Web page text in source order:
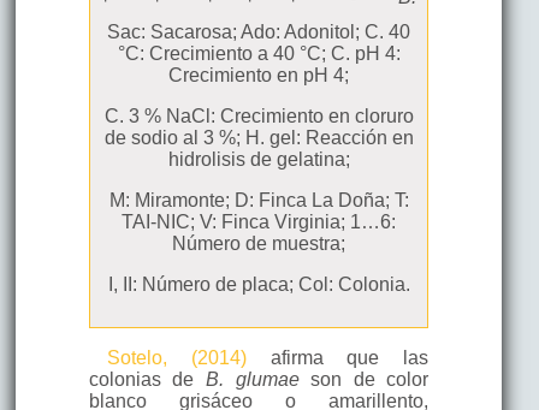
Sac: Sacarosa; Ado: Adonitol; C. 40
°C: Crecimiento a 40 °C; C. pH 4:
Crecimiento en pH 4;
C. 3 % NaCl: Crecimiento en cloruro
de sodio al 3 %; H. gel: Reacción en
hidrolisis de gelatina;
M: Miramonte; D: Finca La Doña; T:
TAI-NIC; V: Finca Virginia; 1…6:
Número de muestra;
I, II: Número de placa; Col: Colonia.
Sotelo, (2014)afirma que las
colonias de B. glumaeson de color
blanco grisáceo o amarillento,